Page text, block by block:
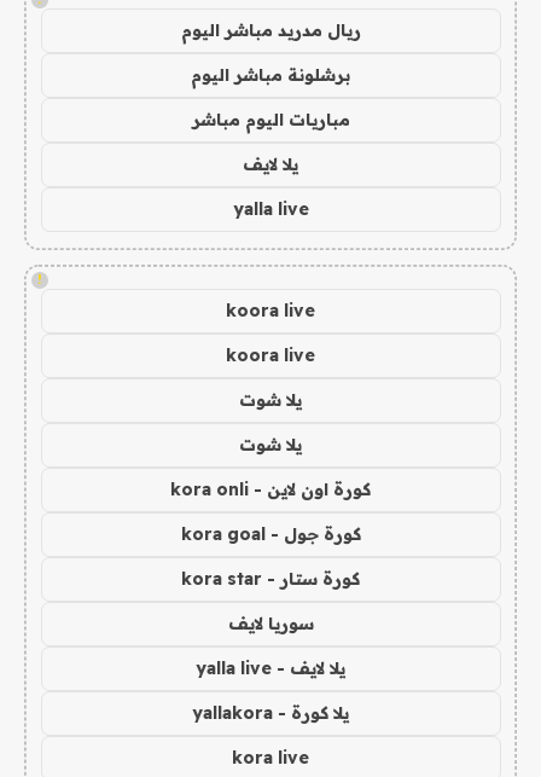
ريال مدريد مباشر اليوم
برشلونة مباشر اليوم
مباريات اليوم مباشر
يلا لايف
yalla live
!
koora live
koora live
يلا شوت
يلا شوت
كورة اون لاين - kora onli
كورة جول - kora goal
كورة ستار - kora star
سوريا لايف
يلا لايف - yalla live
يلا كورة - yallakora
kora live